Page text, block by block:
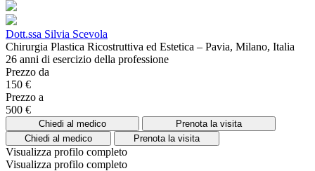
Dott.ssa Silvia Scevola
Chirurgia Plastica Ricostruttiva ed Estetica – Pavia, Milano, Italia
26 anni di esercizio della professione
Prezzo da
150 €
Prezzo a
500 €
Chiedi al medico
Prenota la visita
Chiedi al medico
Prenota la visita
Visualizza profilo completo
Visualizza profilo completo